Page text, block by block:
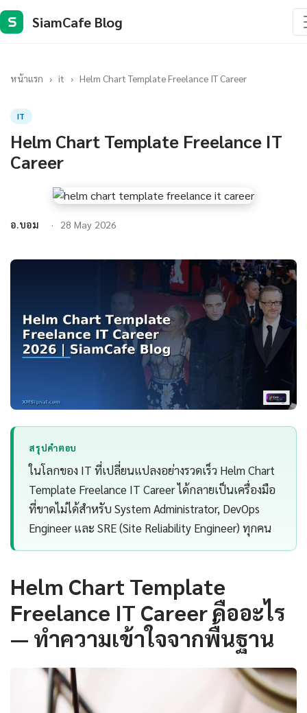
S SiamCafe Blog
หน้าแรก › it › Helm Chart Template Freelance IT Career
IT
Helm Chart Template Freelance IT
Career
อ.บอม 28 May 2026
สรุปคำตอบ
ในโลกของ IT ที่เปลี่ยนแปลงอย่างรวดเร็ว Helm Chart
Template Freelance IT Career ได้กลายเป็นเครื่องมือ
ที่ขาดไม่ได้สำหรับ System Administrator, DevOps
Engineer และ SRE (Site Reliability Engineer) ทุกคน
Helm Chart Template
Freelance IT Career คืออะไร
— ทำความเข้าใจจากพื้นฐาน